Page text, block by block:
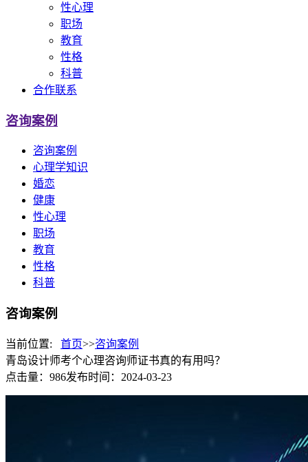
性心理
职场
教育
性格
科普
合作联系
咨询案例
咨询案例
心理学知识
婚恋
健康
性心理
职场
教育
性格
科普
咨询案例
当前位置: 首页>>咨询案例
青岛设计师考个心理咨询师证书真的有用吗？
点击量：986发布时间：2024-03-23